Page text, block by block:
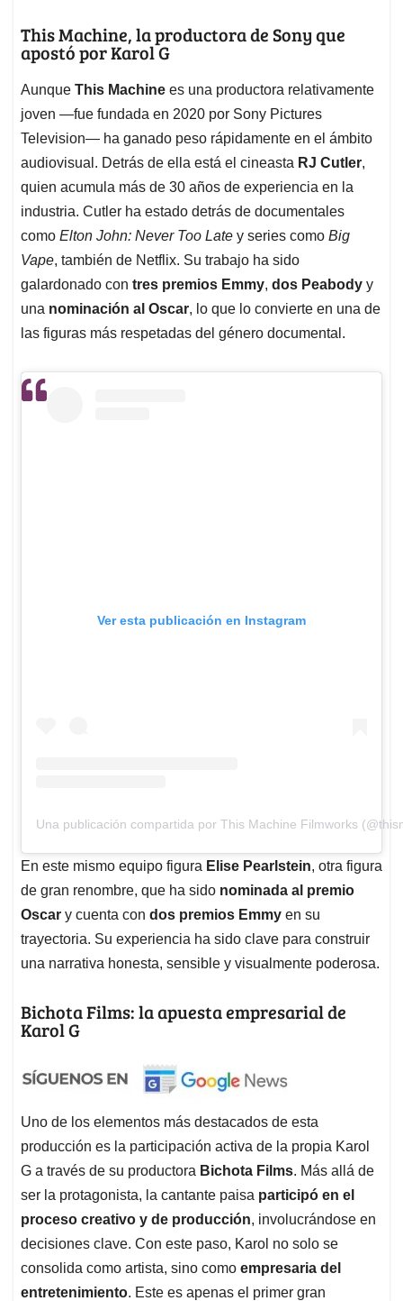
This Machine, la productora de Sony que
apostó por Karol G
Aunque This Machine es una productora relativamente
joven —fue fundada en 2020 por Sony Pictures
Television— ha ganado peso rápidamente en el ámbito
audiovisual. Detrás de ella está el cineasta RJ Cutler,
quien acumula más de 30 años de experiencia en la
industria. Cutler ha estado detrás de documentales
como Elton John: Never Too Late y series como Big
Vape, también de Netflix. Su trabajo ha sido
galardonado con tres premios Emmy, dos Peabody y
una nominación al Oscar, lo que lo convierte en una de
las figuras más respetadas del género documental.
Ver esta publicación en Instagram
Una publicación compartida por This Machine Filmworks
En este mismo equipo figura Elise Pearlstein, otra figura
de gran renombre, que ha sido nominada al premio
Oscar y cuenta con dos premios Emmy en su
trayectoria. Su experiencia ha sido clave para construir
una narrativa honesta, sensible y visualmente poderosa.
Bichota Films: la apuesta empresarial de
Karol G
Uno de los elementos más destacados de esta
producción es la participación activa de la propia Karol
G a través de su productora Bichota Films. Más allá de
ser la protagonista, la cantante paisa participó en el
proceso creativo y de producción, involucrándose en
decisiones clave. Con este paso, Karol no solo se
consolida como artista, sino como empresaria del
entretenimiento. Este es apenas el primer gran